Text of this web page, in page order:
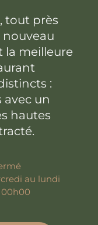
tout près
nouveau
la meilleure
:
avec un
hautes
au lundi
00h00